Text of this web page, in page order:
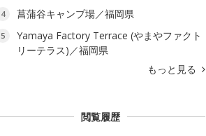
4 菖蒲谷キャンプ場／福岡県
5
Yamaya Factory Terrace (やまやファクト
リーテラス)／福岡県
もっと見る
閲覧履歴